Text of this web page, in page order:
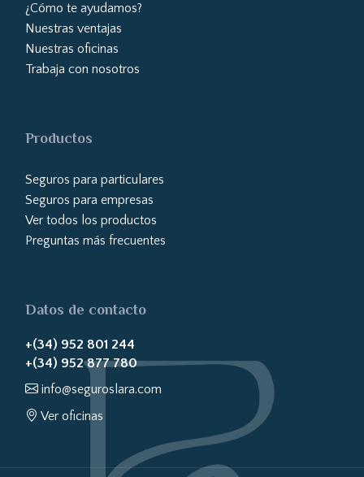
¿Cómo te ayudamos?
Nuestras ventajas
Nuestras oficinas
Trabaja con nosotros
Productos
Seguros para particulares
Seguros para empresas
Ver todos los productos
Preguntas más frecuentes
Datos de contacto
+(34) 952 801 244
+(34) 952 877 780
info@seguroslara.com
Ver oficinas